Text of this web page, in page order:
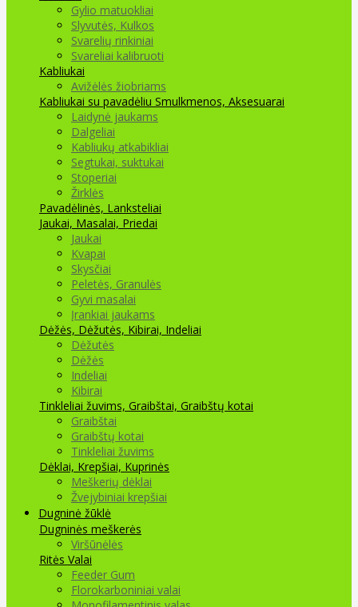
Gylio matuokliai
Slyvutės, Kulkos
Svarelių rinkiniai
Svareliai kalibruoti
Kabliukai
Avižėlės žiobriams
Kabliukai su pavadėliu Smulkmenos, Aksesuarai
Laidynė jaukams
Dalgeliai
Kabliukų atkabikliai
Segtukai, suktukai
Stoperiai
Žirklės
Pavadėlinės, Lanksteliai
Jaukai, Masalai, Priedai
Jaukai
Kvapai
Skysčiai
Peletės, Granulės
Gyvi masalai
Įrankiai jaukams
Dėžės, Dėžutės, Kibirai, Indeliai
Dėžutės
Dėžės
Indeliai
Kibirai
Tinkleliai žuvims, Graibštai, Graibštų kotai
Graibštai
Graibštų kotai
Tinkleliai žuvims
Dėklai, Krepšiai, Kuprinės
Meškerių dėklai
Žvejybiniai krepšiai
Dugninė žūklė
Dugninės meškerės
Viršūnėlės
Ritės Valai
Feeder Gum
Florokarboniniai valai